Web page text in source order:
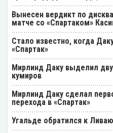
Вынесен вердикт по
матче со «Спартаком»
Стало известно, когда
«Спартак»
Мирлинд Даку выделил
кумиров
Мирлинд Даку сделал
перехода в «Спартак»
Угальде обратился к